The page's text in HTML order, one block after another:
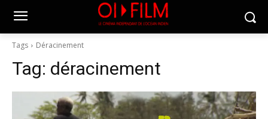
Tags Déracinement
Tag: déracinement